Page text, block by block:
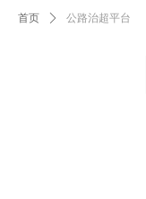
首页 ꄲ 公路治超平台